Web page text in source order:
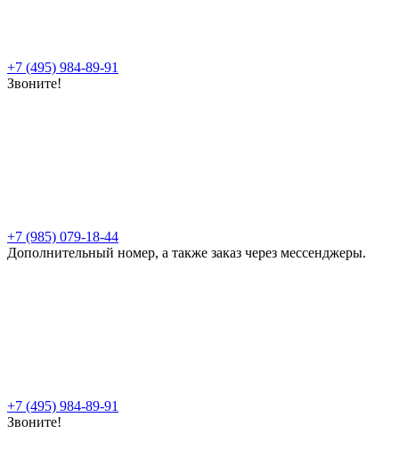
+7 (495) 984-89-91
Звоните!
+7 (985) 079-18-44
Дополнительный номер, а также заказ через мессенджеры.
+7 (495) 984-89-91
Звоните!